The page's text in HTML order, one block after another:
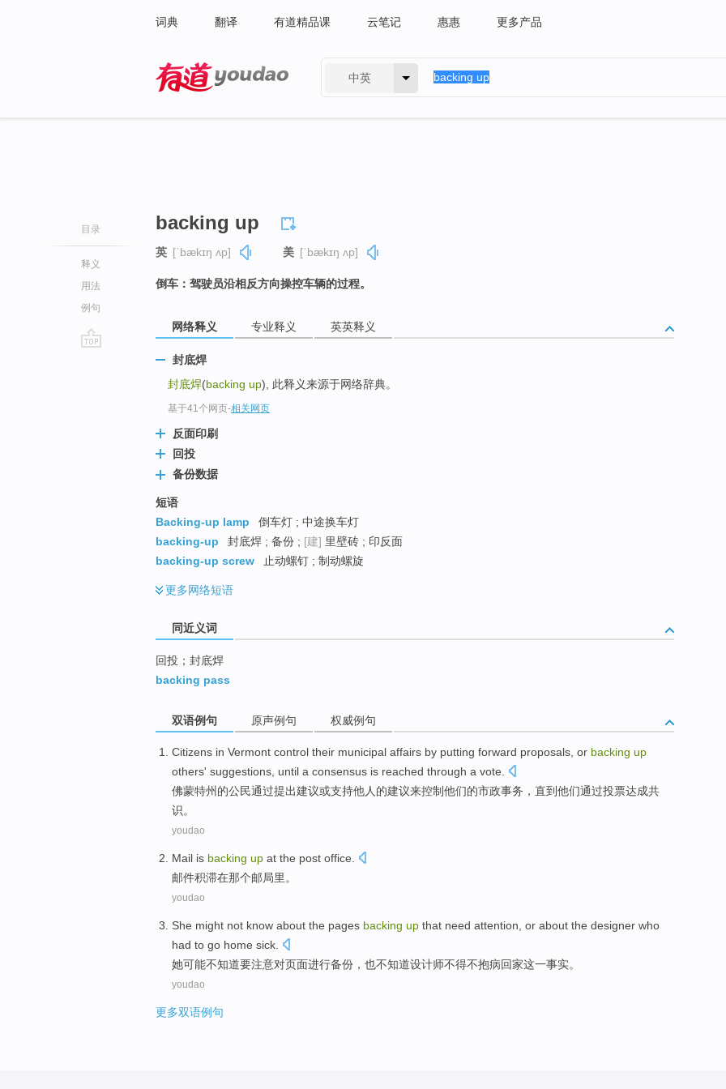
词典 翻译 有道精品课 云笔记 惠惠 更多产品
中英
目录
释义
用法
例句
backing up
英 [ˈbækɪŋ ʌp] 美 [ˈbækɪŋ ʌp]
倒车：驾驶员沿相反方向操控车辆的过程。
网络释义 专业释义 英英释义
封底焊
封底焊(backing up), 此释义来源于网络辞典。
基于41个网页-相关网页
反面印刷
回投
备份数据
短语
Backing-up lamp
倒车灯 ; 中途换车灯
backing-up
封底焊 ; 备份 ; [建] 里壁砖 ; 印反面
backing-up screw
止动螺钉 ; 制动螺旋
更多网络短语
同近义词
回投；封底焊
backing pass
双语例句 原声例句 权威例句
Citizens in Vermont control their municipal affairs by putting forward proposals, or backing up
others' suggestions, until a consensus is reached through a vote.
佛蒙特州 的公民通过提出建议或支持他人的建议来控制他们的市政事务 ， 直到他们通过投票达成共
识。
youdao
Mail is backing up at the post office.
邮件积滞在那个邮局里。
youdao
She might not know about the pages backing up that need attention or about the designer who
had to go home sick
她可能不知道要注意对页面进行备份 ， 也不知道设计师不得不抱病回家这一事实。
youdao
更多双语例句